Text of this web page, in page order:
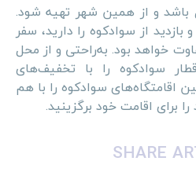
باشد و از همین شهر تهیه شود.
از سوادکوه را دارید، سفر
خواهد بود. به‌راحتی و از محل
سوادکوه را با تخفیف‌های
اقامتگاه‌های سوادکوه را با هم
برای اقامت خود برگزینید.
SHARE